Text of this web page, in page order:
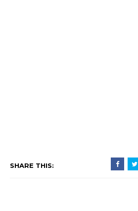
SHARE THIS: